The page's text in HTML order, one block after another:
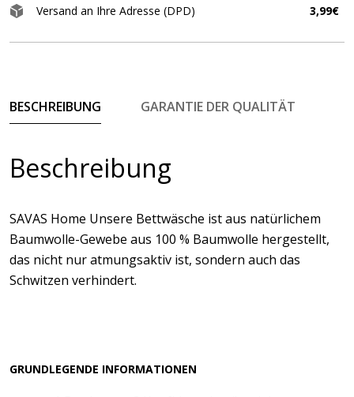
Versand an Ihre Adresse (DPD)
3,99€
BESCHREIBUNG GARANTIE DER QUALITÄT
Beschreibung
SAVAS Home Unsere Bettwäsche ist aus natürlichem
Baumwolle-Gewebe aus 100 % Baumwolle hergestellt,
das nicht nur atmungsaktiv ist, sondern auch das
Schwitzen verhindert.
GRUNDLEGENDE INFORMATIONEN